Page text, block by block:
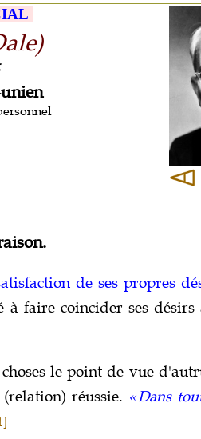
de ses propres
faire coincider ses désirs
le point de vue
réussie. « Dans